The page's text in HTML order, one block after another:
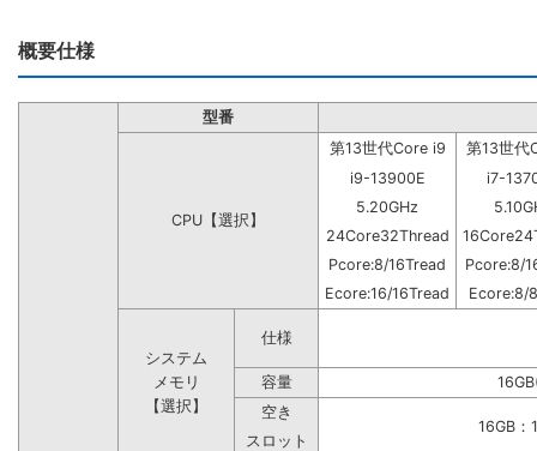
概要仕様
型番
CPU【選択】
第13世代Core i9
第13世代
i9-13900E
i7-
5.20GHz
24Core32Thread
Pcore:8/16Tread
Pcore:8/
Ecore:16/16Tread
Ecore:8/
システム
メモリ
【選択】
仕様
容量
空き
16GB
スロット